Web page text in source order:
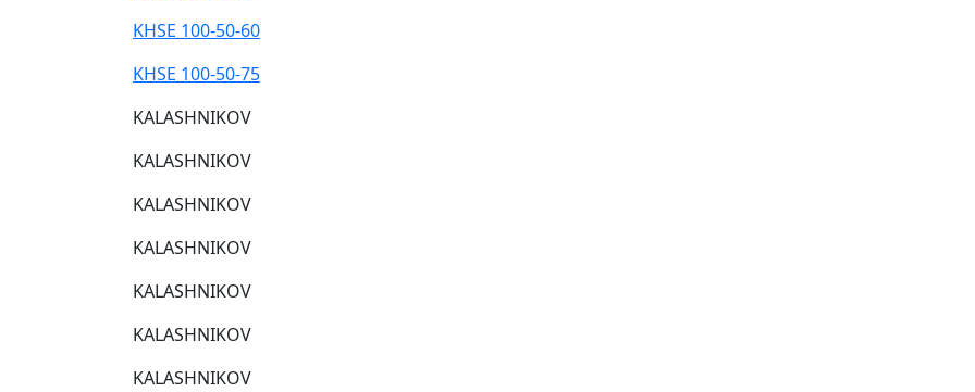
KHSE 100-50-60
KHSE 100-50-75
KALASHNIKOV
KALASHNIKOV
KALASHNIKOV
KALASHNIKOV
KALASHNIKOV
KALASHNIKOV
KALASHNIKOV